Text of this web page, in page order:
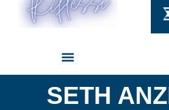
SETH